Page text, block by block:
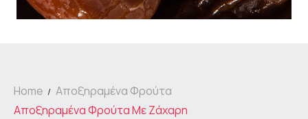
Home
Αποξηραμένα Φρούτα
Αποξηραμένα Φρούτα Με Ζάχαρη